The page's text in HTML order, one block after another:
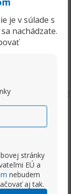
je v súlade s
nachádzate.
stránky
EÚ a
nebudem
aj tak.
svoje
JPY naďalej
kanála, táto
zostáva na
k pokusu